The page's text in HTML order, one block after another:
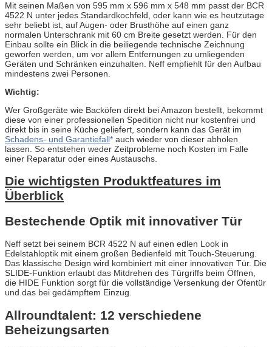
Mit seinen Maßen von 595 mm x 596 mm x 548 mm passt der BCR
4522 N unter jedes Standardkochfeld, oder kann wie es heutzutage
sehr beliebt ist, auf Augen- oder Brusthöhe auf einen ganz
normalen Unterschrank mit 60 cm Breite gesetzt werden. Für den
Einbau sollte ein Blick in die beiliegende technische Zeichnung
geworfen werden, um vor allem Entfernungen zu umliegenden
Geräten und Schränken einzuhalten. Neff empfiehlt für den Aufbau
mindestens zwei Personen.
Wichtig:
Wer Großgeräte wie Backöfen direkt bei Amazon bestellt, bekommt
diese von einer professionellen Spedition nicht nur kostenfrei und
direkt bis in seine Küche geliefert, sondern kann das Gerät im
Schadens- und Garantiefall auch wieder von dieser abholen
lassen. So entstehen weder Zeitprobleme noch Kosten im Falle
einer Reparatur oder eines Austauschs.
Die wichtigsten Produktfeatures im
Überblick
Bestechende Optik mit innovativer Tür
Neff setzt bei seinem BCR 4522 N auf einen edlen Look in
Edelstahloptik mit einem großen Bedienfeld mit Touch-Steuerung.
Das klassische Design wird kombiniert mit einer innovativen Tür. Die
SLIDE-Funktion erlaubt das Mitdrehen des Türgriffs beim Öffnen,
die HIDE Funktion sorgt für die vollständige Versenkung der Ofentür
und das bei gedämpftem Einzug.
Allroundtalent: 12 verschiedene
Beheizungsarten